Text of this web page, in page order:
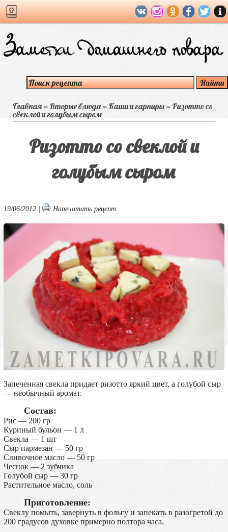
Главная»Вторые блюда»Каши и гарниры»Ризотто со
свеклой и голубым сыром
Ризотто со свеклой и
голубым сыром
19/06/2012 | Напечатать рецепт
Запеченная свекла придает ризотто яркий цвет, а голубой сыр
— необычный аромат.
Состав:
Рис — 200 гр
Куриный бульон — 1 л
Свекла — 1 шт
Сыр пармезан — 50 гр
Сливочное масло — 50 гр
Чеснок — 2 зубчика
Голубой сыр — 30 гр
Растительное масло, соль
Приготовление:
Свеклу помыть, завернуть в фольгу и запекать в разогретой до
200 градусов духовке примерно полтора часа.